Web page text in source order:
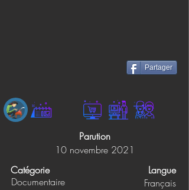
Partager
Parution
10 novembre 2021
Catégorie
Documentaire
Langue
Français